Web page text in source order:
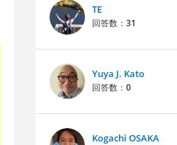
TE
回答数： 31
Yuya J. Kato
回答数： 0
Kogachi OSAKA